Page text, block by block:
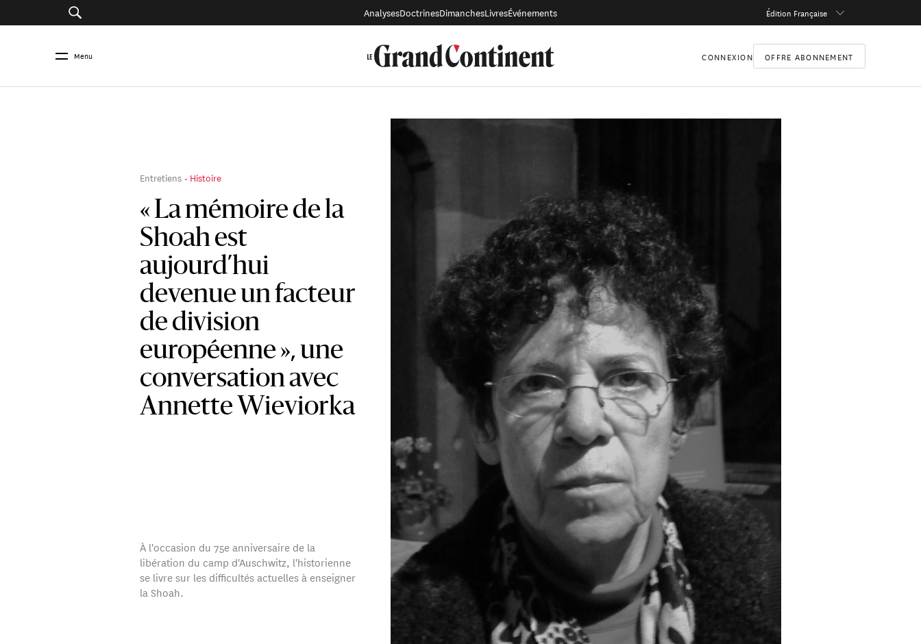
AnalysesDoctrinesDimanchesLivresÉvénements Édition Française
Menu CONNEXION OFFRE ABONNEMENT
« La mémoire de la
Shoah est
aujourd’hui
devenue un facteur
de division
européenne », une
conversation avec
Annette Wieviorka
Entretiens Histoire
À l'occasion du 75e anniversaire de la
libération du camp d'Auschwitz, l'historienne
se livre sur les difficultés actuelles à enseigner
la Shoah.